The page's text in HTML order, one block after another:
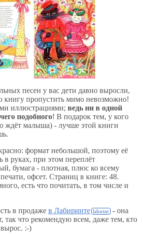
песен у вас дети давно выросли,
книгу пропустить мимо невозможно!
иллюстрациями; ведь ни в одной
подобного! В подарок тем, у кого
ждёт малыша) - лучше этой книги
формат небольшой, поэтому её
в руках, при этом переплёт
бумага - плотная, плюс ко всему
офсет. Страниц в книге: 48.
есть что почитать, в том числе и
в продаже в Лабиринте
- она
так что рекомендую всем, даже тем, кто
:-)